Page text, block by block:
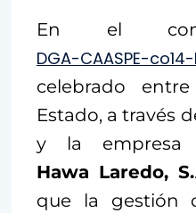
En el
DGA-CAASPE-
celebrado
Estado, a través
y la empresa
Hawa Laredo,
que la gestión